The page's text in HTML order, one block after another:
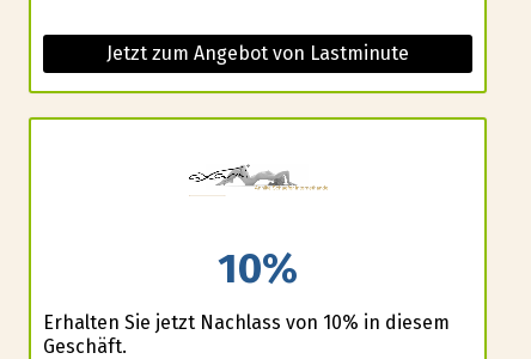
Jetzt zum Angebot von Lastminute
10%
Erhalten Sie jetzt Nachlass von 10% in diesem
Geschäft.